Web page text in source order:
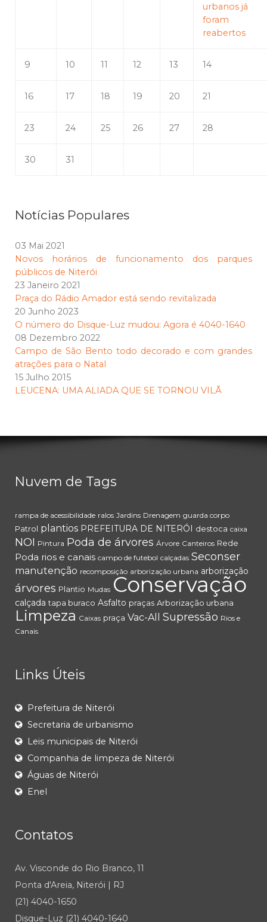
urbanos já
foram
reabertos
9 10 11 12 13 14
16 17 18 19 20 21
23 24 25 26 27 28
30 31
Notícias Populares
03 Mai 2021
Novos horários de funcionamento dos parques
públicos de Niterói
23 Janeiro 2021
Praça do Rádio Amador está sendo revitalizada
20 Junho 2023
O número do Disque-Luz mudou: Agora é 4040-1640
08 Dezembro 2022
Campo de São Bento todo decorado e com grandes
atrações para o Natal
15 Julho 2015
LEUCENA: UMA ALIADA QUE SE TORNOU VILÃ
Nuvem de Tags
rampa de acessibilidade ralos Jardins Drenagem guarda corpo
Patrol plantios PREFEITURA DE NITERÓI destoca caixa
NOI Pintura Poda de árvores Árvore Canteiros Rede
Poda rios e canais campo de futebol calçadas Seconser
manutenção recomposição arborização urbana arborização
árvores Plantio Mudas Conservação
calçada tapa buraco Asfalto praças Arborização urbana
Limpeza Caixas praça Vac-All Supressão Rios e
Canais
Links Úteis
Prefeitura de Niterói
Secretaria de urbanismo
Leis municipais de Niterói
Companhia de limpeza de Niterói
Águas de Niterói
Enel
Contatos
Av. Visconde do Rio Branco, 11
Ponta d'Areia, Niterói | RJ
(21) 4040-1650
Disque-Luz (21) 4040-1640